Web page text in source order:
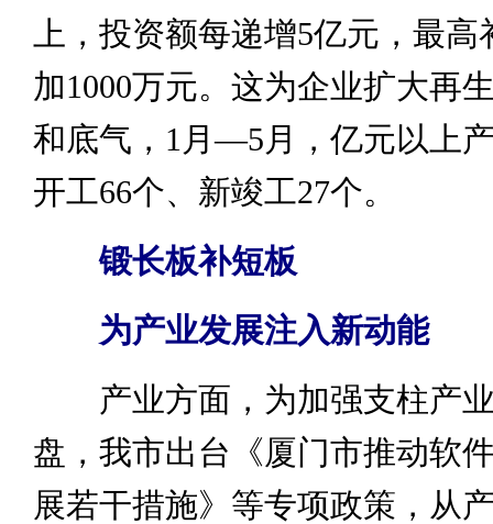
上，投资额每递增5亿元，最
加1000万元。这为企业扩大再
和底气，1月—5月，亿元以上
开工66个、新竣工27个。
锻长板补短板
为产业发展注入新动能
产业方面，为加强支柱产业
盘，我市出台《厦门市推动软
展若干措施》等专项政策，从